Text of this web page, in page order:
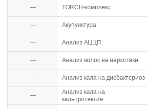
— TORCH-комплекс
— Акупунктура
— Анализ АЦЦП
— Анализ волос на наркотики
— Анализ кала на дисбактериоз
—
Анализ кала на
кальпротектин